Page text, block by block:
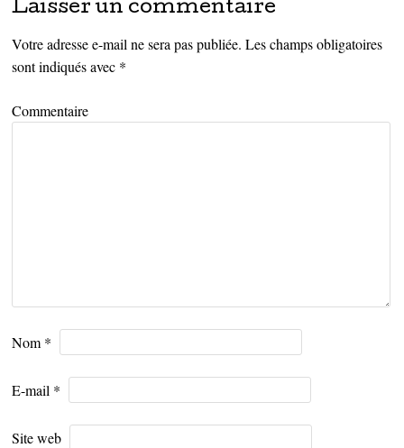
Laisser un commentaire
Votre adresse e-mail ne sera pas publiée. Les champs obligatoires
sont indiqués avec *
Commentaire
Nom *
E-mail *
Site web